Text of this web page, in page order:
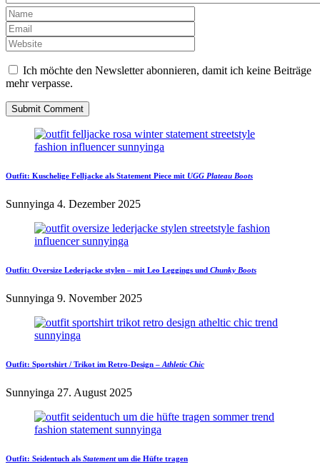
Ich möchte den Newsletter abonnieren, damit ich keine Beiträge
mehr verpasse.
Outfit: Kuschelige Felljacke als Statement Piece mit UGG Plateau Boots
Sunnyinga 4. Dezember 2025
Outfit: Oversize Lederjacke stylen – mit Leo Leggings und Chunky Boots
Sunnyinga 9. November 2025
Outfit: Sportshirt / Trikot im Retro-Design – Athletic Chic
Sunnyinga 27. August 2025
Outfit: Seidentuch als Statementum die Hüfte tragen